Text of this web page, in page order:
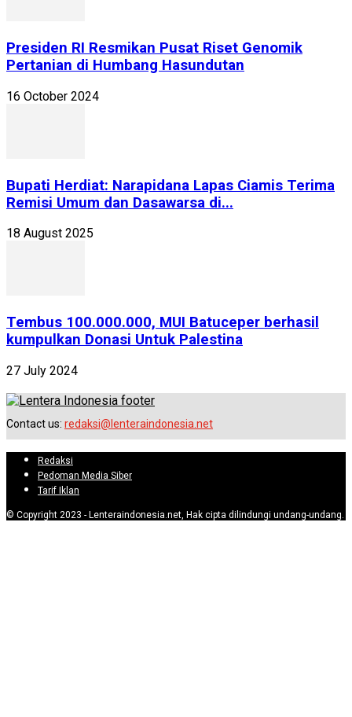
Presiden RI Resmikan Pusat Riset Genomik
Pertanian di Humbang Hasundutan
16 October 2024
Bupati Herdiat: Narapidana Lapas Ciamis Terima
Remisi Umum dan Dasawarsa di...
18 August 2025
Tembus 100.000.000, MUI Batuceper berhasil
kumpulkan Donasi Untuk Palestina
27 July 2024
Contact us: redaksi@lenteraindonesia.net
Redaksi
Pedoman Media Siber
Tarif Iklan
© Copyright 2023 - Lenteraindonesia.net, Hak cipta dilindungi undang-undang.